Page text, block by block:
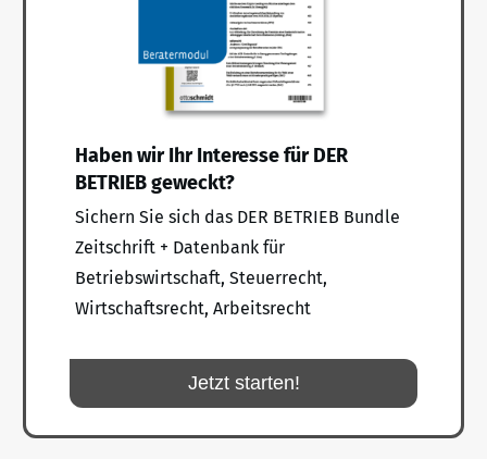
Haben wir Ihr Interesse für DER
BETRIEB geweckt?
Sichern Sie sich das DER BETRIEB Bundle
Zeitschrift + Datenbank für
Betriebswirtschaft, Steuerrecht,
Wirtschaftsrecht, Arbeitsrecht
Jetzt starten!